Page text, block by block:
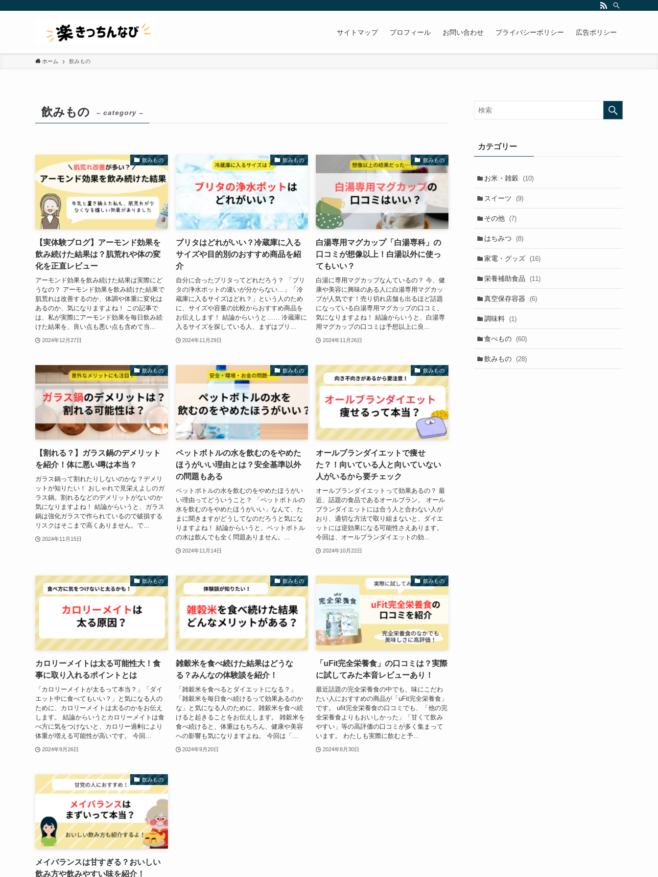
サイトマップ プロフィール お問い合わせ プライバシーポリシー 広告ポリシー
ホーム 飲みもの
飲みもの – category –
飲みもの
【実体験ブログ】アーモンド効果を
飲み続けた結果は？肌荒れや体の変
化を正直レビュー
アーモンド効果を飲み続けた結果は実際にど
うなの？ アーモンド効果を飲み続けた結果で
肌荒れは改善するのか、体調や体重に変化は
あるのか、気になりますよね！ この記事で
は、私が実際にアーモンド効果を毎日飲み続
けた結果を、良い点も悪い点も含めて当...
2024年12月27日
飲みもの
ブリタはどれがいい？冷蔵庫に入る
サイズや目的別のおすすめ商品を紹
介
自分に合ったブリタってどれだろう？ 「ブリ
タの浄水ポットの違いが分からない…」「冷
蔵庫に入るサイズはどれ？」という人のため
に、サイズや容量の比較からおすすめ商品を
お伝えします！ 結論からいうと…… 冷蔵庫に
入るサイズを探している人、まずはブリ...
2024年11月29日
飲みもの
白湯専用マグカップ「白湯専科」の
口コミが想像以上！白湯以外に使っ
てもいい？
白湯に専用マグカップなんているの？ 今、健
康や美容に興味のある人に白湯専用マグカッ
プが人気です！売り切れ店舗も出るほど話題
になっている白湯専用マグカップの口コミ、
気になりますよね！ 結論からいうと、白湯専
用マグカップの口コミは予想以上に良...
2024年11月26日
飲みもの
【割れる？】ガラス鍋のデメリット
を紹介！体に悪い噂は本当？
ガラス鍋って割れたりしないのかな？デメリ
ットが知りたい！ おしゃれで見栄えよしのガ
ラス鍋。割れるなどのデメリットがないのか
気になりますよね！ 結論からいうと、ガラス
鍋は強化ガラスで作られているので破損する
リスクはそこまで高くありません。で...
2024年11月15日
飲みもの
ペットボトルの水を飲むのをやめた
ほうがいい理由とは？安全基準以外
の問題もある
ペットボトルの水を飲むのをやめたほうがい
い理由ってどういうこと？ 「ペットボトルの
水を飲むのをやめたほうがいい」なんて、た
まに聞きますがどうしてなのだろうと気にな
りますよね！ 結論からいうと、ペットボトル
の水は飲んでも全く問題ありません。...
2024年11月14日
飲みもの
オールブランダイエットで痩せ
た？！向いている人と向いていない
人がいるから要チェック
オールブランダイエットって効果あるの？ 最
近、話題の食品であるオールブラン。 オール
ブランダイエットには合う人と合わない人が
おり、適切な方法で取り組まないと、ダイエ
ットには逆効果になる可能性さえあります。
今回は、オールブランダイエットの効...
2024年10月22日
飲みもの
カロリーメイトは太る可能性大！食
事に取り入れるポイントとは
「カロリーメイトが太るって本当？」「ダイ
エット中に食べてもいい？」と気になる人の
ために、カロリーメイトは太るのかをお伝え
します。 結論からいうとカロリーメイトは食
べ方に気をつけないと、カロリー過剰により
体重が増える可能性が高いです。 今回...
2024年9月26日
飲みもの
雑穀米を食べ続けた結果はどうな
る？みんなの体験談を紹介！
「雑穀米を食べるとダイエットになる？」
「雑穀米を毎日食べ続けるって効果あるのか
な」と気になる人のために、雑穀米を食べ続
けると起きることをお伝えします。 雑穀米を
食べ続けると、体重はもちろん、健康や美容
への影響も気になりますよね。 今回は「...
2024年9月20日
飲みもの
「uFit完全栄養食」の口コミは？実際
に試してみた本音レビューあり！
最近話題の完全栄養食の中でも、味にこだわ
たい人におすすめの商品が「uFit完全栄養食」
です。 ufit完全栄養食の口コミでも、「他の完
全栄養食よりもおいしかった」「甘くて飲み
やすい」等の高評価の口コミが多く集まって
います。 わたしも実際に飲むと予...
2024年8月30日
飲みもの
メイバランスは甘すぎる？おいしい
飲み方や飲みやすい味を紹介！
カテゴリー
お米・雑穀 (10)
スイーツ (9)
その他 (7)
はちみつ (8)
家電・グッズ (16)
栄養補助食品 (11)
真空保存容器 (6)
調味料 (1)
食べもの (60)
飲みもの (28)